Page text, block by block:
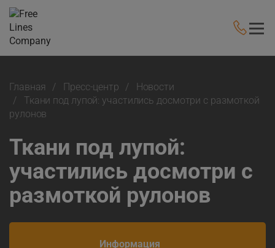
Главная Пресс-центр
Новости
Ткани под лупой: участились досмотри с размоткой
рулонов
Ткани под лупой:
участились досмотри с
размоткой рулонов
Информация